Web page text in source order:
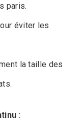
paris.
éviter les
la taille des
: